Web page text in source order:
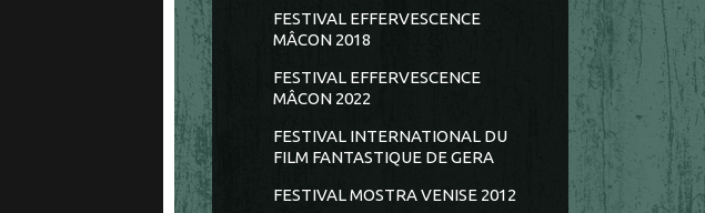
FESTIVAL EFFERVESCENCE
MÂCON 2018
FESTIVAL EFFERVESCENCE
MÂCON 2022
FESTIVAL INTERNATIONAL DU
FILM FANTASTIQUE DE GERA
FESTIVAL MOSTRA VENISE 2012